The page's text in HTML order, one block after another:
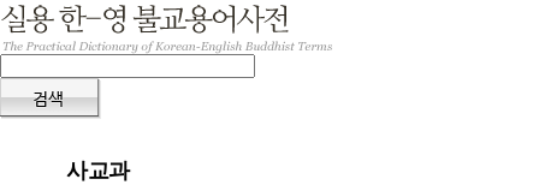
사교과